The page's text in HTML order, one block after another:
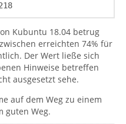
Kubuntu 18.04 betrug
erreichten 74% für
Der Wert ließe sich
Hinweise betreffen
ausgesetzt sehe.
auf dem Weg zu einem
guten Weg.